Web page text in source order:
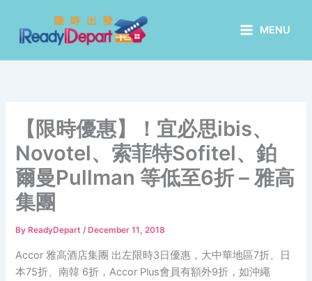
content
MENU
【限時優惠】！宜必思ibis、
Novotel、索菲特Sofitel、鉑
爾曼Pullman 等低至6折 – 雅高
集團
By ReadyDepart/ December 11, 2018
Accor 雅高酒店集團 出左限時3日優惠，大中華地區7折、日
本75折、南韓 6折，Accor Plus會員有額外9折，如沖繩